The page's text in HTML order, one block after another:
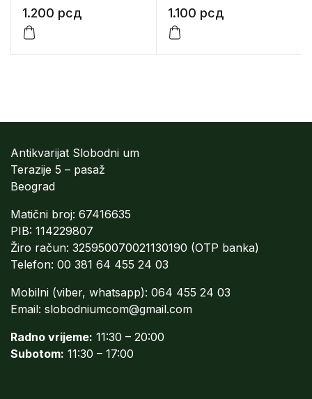
1.200 рсд 1.100 рсд
Antikvarijat Slobodni um
Terazije 5 – pasaž
Beograd
Matični broj: 67416635
PIB: 114229807
Žiro račun: 325950070021130190 (OTP banka)
Telefon: 00 381 64 455 24 03
Mobilni (viber, whatsapp): 064 455 24 03
Email: slobodniumcom@gmail.com
Radno vrijeme: 11:30 – 20:00
Subotom: 11:30 – 17:00